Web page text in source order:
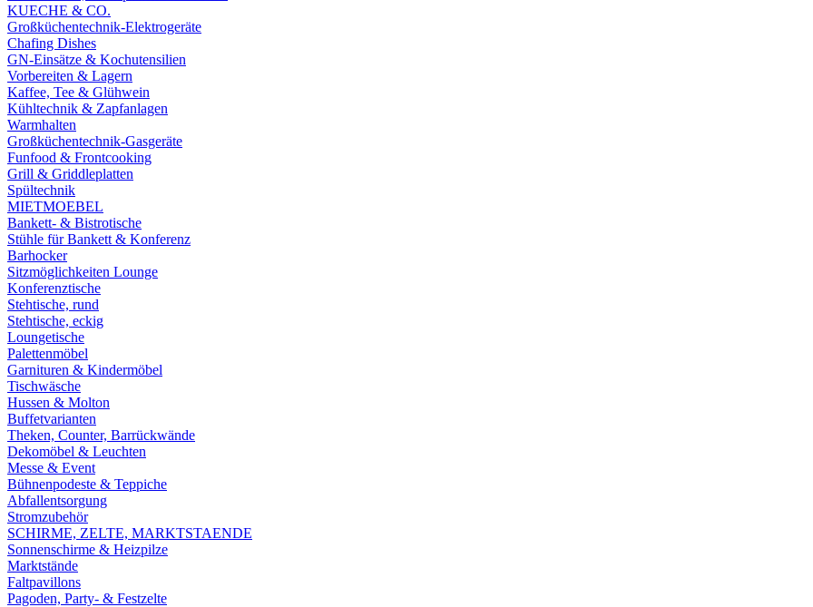
KUECHE & CO.
Großküchentechnik-Elektrogeräte
Chafing Dishes
GN-Einsätze & Kochutensilien
Vorbereiten & Lagern
Kaffee, Tee & Glühwein
Kühltechnik & Zapfanlagen
Warmhalten
Großküchentechnik-Gasgeräte
Funfood & Frontcooking
Grill & Griddleplatten
Spültechnik
MIETMOEBEL
Bankett- & Bistrotische
Stühle für Bankett & Konferenz
Barhocker
Sitzmöglichkeiten Lounge
Konferenztische
Stehtische, rund
Stehtische, eckig
Loungetische
Palettenmöbel
Garnituren & Kindermöbel
Tischwäsche
Hussen & Molton
Buffetvarianten
Theken, Counter, Barrückwände
Dekomöbel & Leuchten
Messe & Event
Bühnenpodeste & Teppiche
Abfallentsorgung
Stromzubehör
SCHIRME, ZELTE, MARKTSTAENDE
Sonnenschirme & Heizpilze
Marktstände
Faltpavillons
Pagoden, Party- & Festzelte